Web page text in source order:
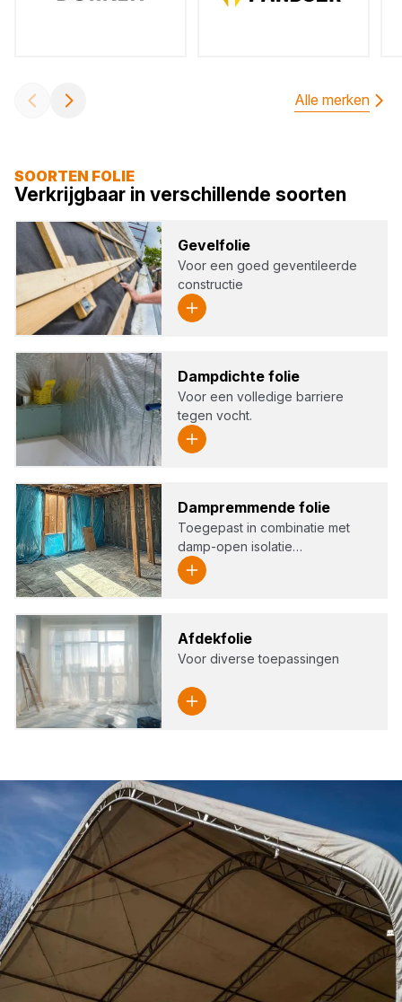
Alle merken
SOORTEN FOLIE
Verkrijgbaar in verschillende soorten
Gevelf­olie
Voor een goed geventileerde
constructie
Damp­dich­te folie
Voor een volledige barriere
tegen vocht.
Dam­p­rem­men­de folie
Toegepast in combinatie met
damp-open isolatie…
Afdek­fo­lie
Voor diverse toepassingen